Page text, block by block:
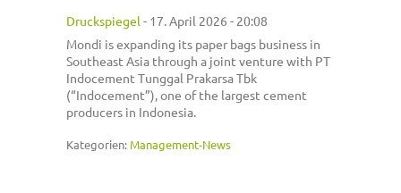
Druckspiegel - 17. April 2026 - 20:08
Mondi is expanding its paper bags business in
Southeast Asia through a joint venture with PT
Indocement Tunggal Prakarsa Tbk
(“Indocement”), one of the largest cement
producers in Indonesia.
Kategorien: Management-News